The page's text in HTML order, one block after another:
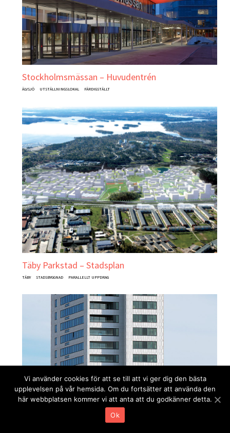
Stockholmsmässan – Huvudentrén
ÄLVSJÖ UTSTÄLLNINGSLOKAL FÄRDIGSTÄLLT
Täby Parkstad – Stadsplan
TÄBY STADSBYGGNAD PARALLELLT UPPDRAG
Vi använder cookies för att se till att vi ger dig den bästa
upplevelsen på vår hemsida. Om du fortsätter att använda den
här webbplatsen kommer vi att anta att du godkänner detta.
Ok